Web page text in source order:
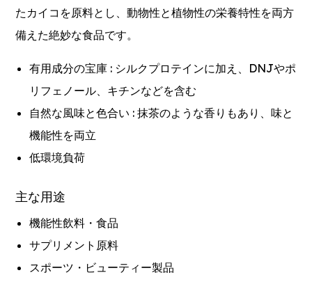
たカイコを原料とし、動物性と植物性の栄養特性を両方
備えた絶妙な食品です。
有用成分の宝庫 : シルクプロテインに加え、DNJやポ
リフェノール、キチンなどを含む
自然な風味と色合い : 抹茶のような香りもあり、味と
機能性を両立
低環境負荷
主な用途
機能性飲料・食品
サプリメント原料
スポーツ・ビューティー製品